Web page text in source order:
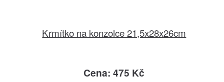
Krmítko na konzolce 21,5x28x26cm
Cena: 475 Kč